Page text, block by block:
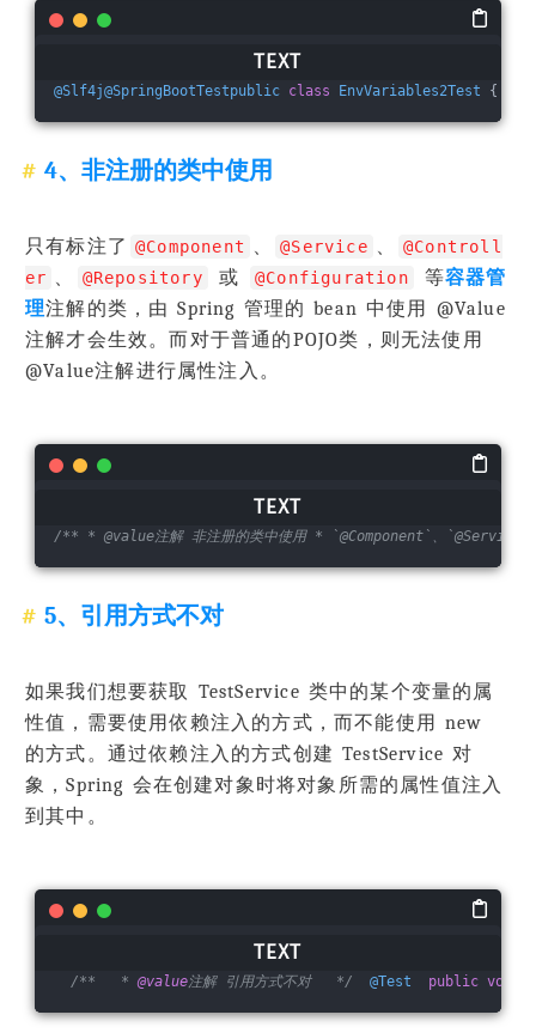
@Slf4j@SpringBootTestpublic class EnvVariables2Test {
4、非注册的类中使用
只有标注了 @Component 、 @Service 、
@Controll
er 、 @Repository 或 @Configuration 等容器管
理注解的类，由 Spring 管理的 bean 中使用 @Value
注解才会生效。而对于普通的POJO类，则无法使用
@Value注解进行属性注入。
/** * @value注解 非注册的类中使用 * `@Component`、
5、引用方式不对
如果我们想要获取 TestService 类中的某个变量的属
性值，需要使用依赖注入的方式，而不能使用 new
的方式。通过依赖注入的方式创建 TestService 对
象，Spring 会在创建对象时将对象所需的属性值注入
到其中。
/**   * @value注解 引用方式不对   */ @Test public void